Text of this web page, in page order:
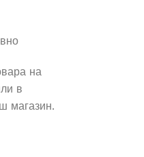
на
в
магазин.